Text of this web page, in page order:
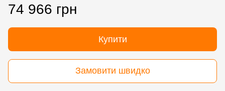
74 966 грн
Купити
Замовити швидко